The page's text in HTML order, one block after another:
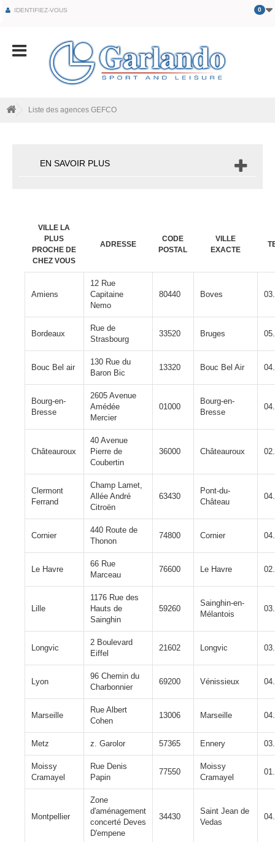
0
IDENTIFIEZ-VOUS
Liste des agences GEFCO
EN SAVOIR PLUS
VILLE LA
PLUS
PROCHE DE
CHEZ VOUS
ADRESSE
CODE
POSTAL
VILLE
EXACTE
Amiens
12 Rue
Capitaine
Nemo
80440 Boves
Bordeaux
Rue de
Strasbourg
33520 Bruges
Bouc Bel air
130 Rue du
Baron Bic
13320 Bouc Bel Air
Bourg-en-
Bresse
2605 Avenue
Amédée
Mercier
01000
Bourg-en-
Bresse
Châteauroux
40 Avenue
Pierre de
Coubertin
36000 Châteauroux
Clermont
Ferrand
Champ Lamet,
Allée André
Citroën
63430
Pont-du-
Château
Cornier
440 Route de
Thonon
74800 Cornier
Le Havre
66 Rue
Marceau
76600 Le Havre
Lille
1176 Rue des
Hauts de
Sainghin
59260
Sainghin-en-
Mélantois
Longvic
2 Boulevard
Eiffel
21602 Longvic
Lyon
96 Chemin du
Charbonnier
69200 Vénissieux
Marseille
Rue Albert
Cohen
13006 Marseille
Metz z. Garolor 57365 Ennery
Moissy
Cramayel
Rue Denis
Papin
77550
Moissy
Cramayel
Montpellier
Zone
d'aménagement
concerté Deves
D'empene
34430
Saint Jean de
Vedas